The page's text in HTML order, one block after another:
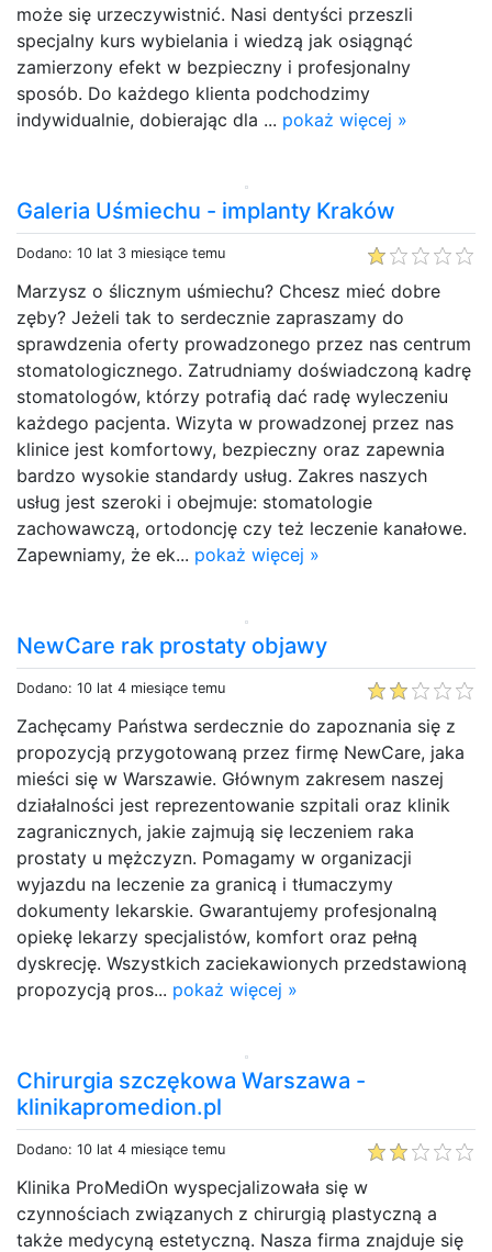
może się urzeczywistnić. Nasi dentyści przeszli
specjalny kurs wybielania i wiedzą jak osiągnąć
zamierzony efekt w bezpieczny i profesjonalny
sposób. Do każdego klienta podchodzimy
indywidualnie, dobierając dla ... pokaż więcej »
Galeria Uśmiechu - implanty Kraków
Dodano: 10 lat 3 miesiące temu
Marzysz o ślicznym uśmiechu? Chcesz mieć dobre
zęby? Jeżeli tak to serdecznie zapraszamy do
sprawdzenia oferty prowadzonego przez nas centrum
stomatologicznego. Zatrudniamy doświadczoną kadrę
stomatologów, którzy potrafią dać radę wyleczeniu
każdego pacjenta. Wizyta w prowadzonej przez nas
klinice jest komfortowy, bezpieczny oraz zapewnia
bardzo wysokie standardy usług. Zakres naszych
usług jest szeroki i obejmuje: stomatologie
zachowawczą, ortodoncję czy też leczenie kanałowe.
Zapewniamy, że ek... pokaż więcej »
NewCare rak prostaty objawy
Dodano: 10 lat 4 miesiące temu
Zachęcamy Państwa serdecznie do zapoznania się z
propozycją przygotowaną przez firmę NewCare, jaka
mieści się w Warszawie. Głównym zakresem naszej
działalności jest reprezentowanie szpitali oraz klinik
zagranicznych, jakie zajmują się leczeniem raka
prostaty u mężczyzn. Pomagamy w organizacji
wyjazdu na leczenie za granicą i tłumaczymy
dokumenty lekarskie. Gwarantujemy profesjonalną
opiekę lekarzy specjalistów, komfort oraz pełną
dyskrecję. Wszystkich zaciekawionych przedstawioną
propozycją pros... pokaż więcej »
Chirurgia szczękowa Warszawa -
klinikapromedion.pl
Dodano: 10 lat 4 miesiące temu
Klinika ProMediOn wyspecjalizowała się w
czynnościach związanych z chirurgią plastyczną a
także medycyną estetyczną. Nasza firma znajduje się